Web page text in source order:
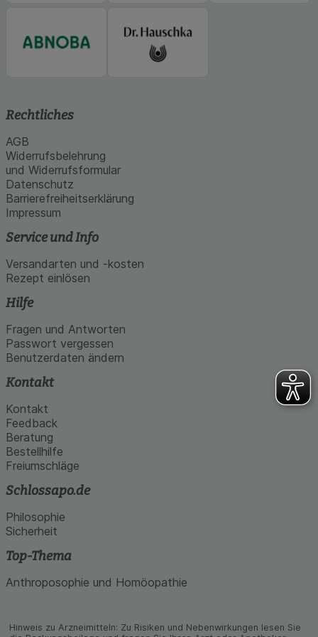
Rechtliches
AGB
Widerrufsbelehrung
und Widerrufsformular
Datenschutz
Barrierefreiheitserklärung
Impressum
Service und Info
Versandarten und -kosten
Rezept einlösen
Hilfe
Fragen und Antworten
Passwort vergessen
Benutzerdaten ändern
Kontakt
Kontakt
Feedback
Beratung
Bestellhilfe
Freiumschläge
Schlossapo.de
Philosophie
Sicherheit
Top-Thema
Anthroposophie und Homöopathie
Hinweis zu Arzneimitteln: Zu Risiken und Neben­wirkungen lesen Sie